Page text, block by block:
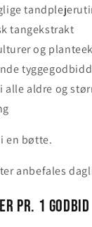
tangekstrakt
og
aldre og
en bøtte.
anbefales
pr. 1 godbid